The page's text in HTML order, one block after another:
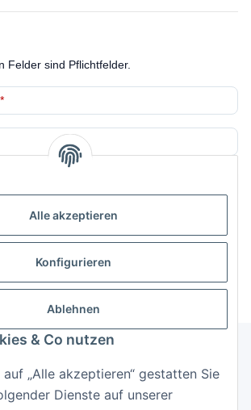
Alle akzeptieren
Konfigurieren
Ablehnen
& Co nutzen
„Alle akzeptieren“ gestatten Sie
Dienste auf unserer
Felder sind Pflichtfelder.